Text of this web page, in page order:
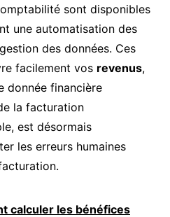
sont disponibles
une automatisation des
des données. Ces
facilement vos revenus,
donnée financière
la facturation
est désormais
les erreurs humaines
calculer les bénéfices